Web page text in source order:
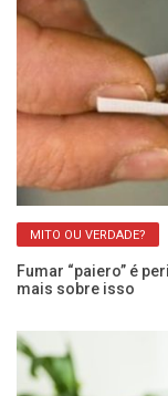
MITO OU VERDADE?
Fumar “paiero” é
mais sobre isso